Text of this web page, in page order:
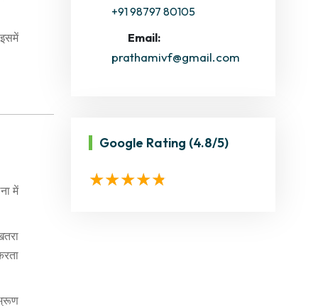
में
भ्रूण
+91 98797 80105
Email:
prathamivf@gmail.com
Google Rating (4.8/5)